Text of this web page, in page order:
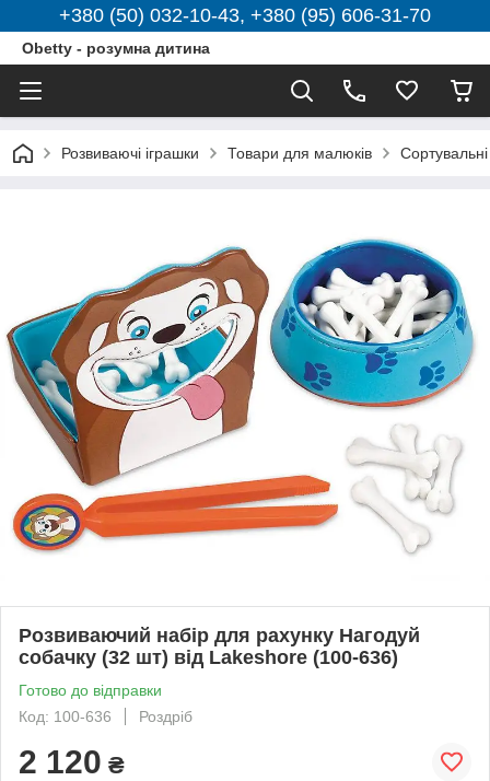
+380 (50) 032-10-43, +380 (95) 606-31-70
Obetty - розумна дитина
Розвиваючі іграшки Товари для малюків
Розвиваючий набір для рахунку Нагодуй
собачку (32 шт) від Lakeshore (100-636)
Готово до відправки
Код: 100-636
Роздріб
2 120 ₴